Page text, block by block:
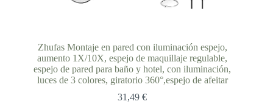
Zhufas Montaje en pared con iluminación espejo,
aumento 1X/10X, espejo de maquillaje regulable,
espejo de pared para baño y hotel, con iluminación,
luces de 3 colores, giratorio 360°,espejo de afeitar
31,49€